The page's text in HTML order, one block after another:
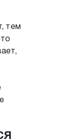
тем